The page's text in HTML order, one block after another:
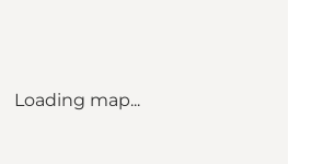
Loading map...